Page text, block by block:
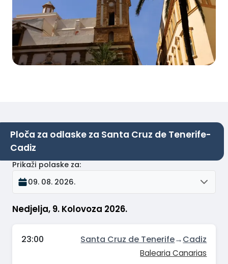
Ploča za odlaske za Santa Cruz de Tenerife-
Cadiz
Nedjelja, 9. Kolovoza 2026.
Prikaži polaske za:
09. 08. 2026.
23:00 Santa Cruz de Tenerife→Cadiz
Balearia Canarias